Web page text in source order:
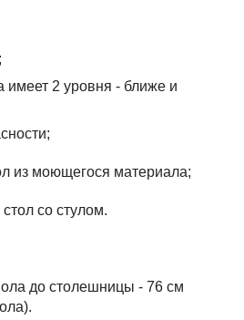
2 уровня - ближе и
из моющегося материала;
со стулом.
до столешницы - 76 см